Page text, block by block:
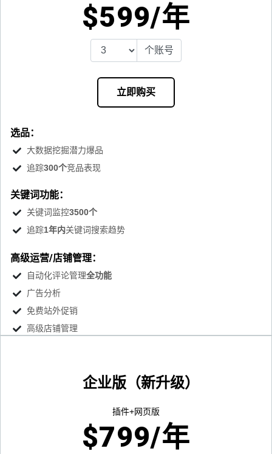
$599/年
个账号
立即购买
选品：
大数据挖掘潜力爆品
追踪300个竞品表现
关键词功能：
关键词监控3500个
追踪1年内关键词搜索趋势
高级运营/店铺管理：
自动化评论管理全功能
广告分析
免费站外促销
高级店铺管理
企业版（新升级）
插件+网页版
$799/年